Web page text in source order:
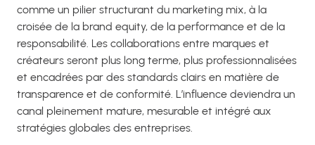
comme un pilier structurant du marketing mix, à la
croisée de la brand equity, de la performance et de la
responsabilité. Les collaborations entre marques et
créateurs seront plus long terme, plus professionnalisées
et encadrées par des standards clairs en matière de
transparence et de conformité. L’influence deviendra un
canal pleinement mature, mesurable et intégré aux
stratégies globales des entreprises.